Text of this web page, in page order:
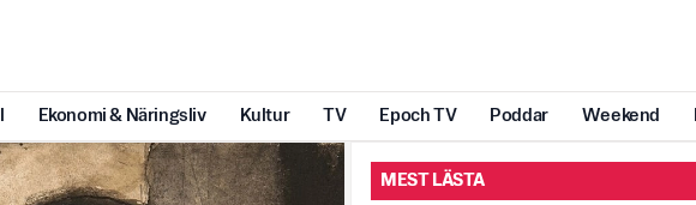
Ekonomi & Näringsliv Kultur TV Epoch TV Poddar Weekend
MEST LÄSTA